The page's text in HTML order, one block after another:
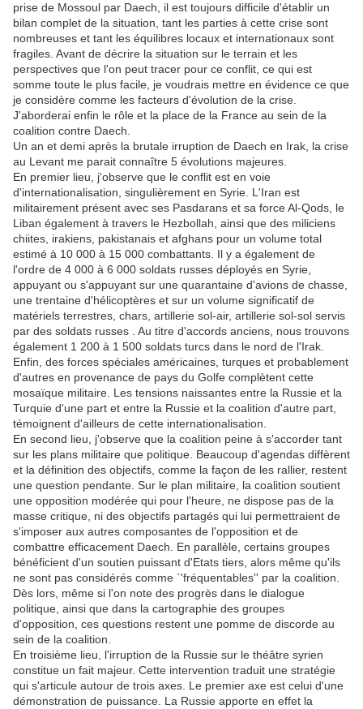
prise de Mossoul par Daech, il est toujours difficile d'établir un
bilan complet de la situation, tant les parties à cette crise sont
nombreuses et tant les équilibres locaux et internationaux sont
fragiles. Avant de décrire la situation sur le terrain et les
perspectives que l'on peut tracer pour ce conflit, ce qui est
somme toute le plus facile, je voudrais mettre en évidence ce que
je considère comme les facteurs d'évolution de la crise.
J'aborderai enfin le rôle et la place de la France au sein de la
coalition contre Daech.
Un an et demi après la brutale irruption de Daech en Irak, la crise
au Levant me parait connaître 5 évolutions majeures.
En premier lieu, j'observe que le conflit est en voie
d'internationalisation, singulièrement en Syrie. L'Iran est
militairement présent avec ses Pasdarans et sa force Al-Qods, le
Liban également à travers le Hezbollah, ainsi que des miliciens
chiites, irakiens, pakistanais et afghans pour un volume total
estimé à 10 000 à 15 000 combattants. Il y a également de
l'ordre de 4 000 à 6 000 soldats russes déployés en Syrie,
appuyant ou s'appuyant sur une quarantaine d'avions de chasse,
une trentaine d'hélicoptères et sur un volume significatif de
matériels terrestres, chars, artillerie sol-air, artillerie sol-sol servis
par des soldats russes . Au titre d'accords anciens, nous trouvons
également 1 200 à 1 500 soldats turcs dans le nord de l'Irak.
Enfin, des forces spéciales américaines, turques et probablement
d'autres en provenance de pays du Golfe complètent cette
mosaïque militaire. Les tensions naissantes entre la Russie et la
Turquie d'une part et entre la Russie et la coalition d'autre part,
témoignent d'ailleurs de cette internationalisation.
En second lieu, j'observe que la coalition peine à s'accorder tant
sur les plans militaire que politique. Beaucoup d'agendas diffèrent
et la définition des objectifs, comme la façon de les rallier, restent
une question pendante. Sur le plan militaire, la coalition soutient
une opposition modérée qui pour l'heure, ne dispose pas de la
masse critique, ni des objectifs partagés qui lui permettraient de
s'imposer aux autres composantes de l'opposition et de
combattre efficacement Daech. En parallèle, certains groupes
bénéficient d'un soutien puissant d'Etats tiers, alors même qu'ils
ne sont pas considérés comme `'fréquentables'' par la coalition.
Dès lors, même si l'on note des progrès dans le dialogue
politique, ainsi que dans la cartographie des groupes
d'opposition, ces questions restent une pomme de discorde au
sein de la coalition.
En troisième lieu, l'irruption de la Russie sur le théâtre syrien
constitue un fait majeur. Cette intervention traduit une stratégie
qui s'articule autour de trois axes. Le premier axe est celui d'une
démonstration de puissance. La Russie apporte en effet la